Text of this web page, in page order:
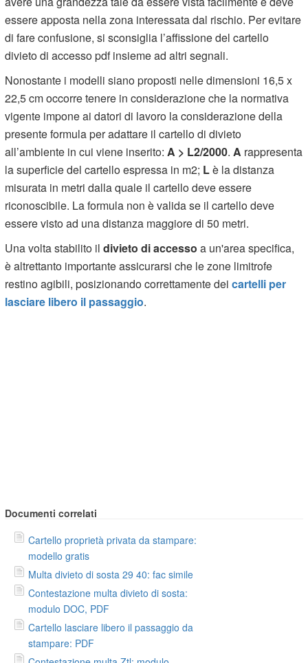
essere apposta nella zona interessata dal rischio. Per evitare
di fare confusione, si sconsiglia l’affissione del cartello
divieto di accesso pdf insieme ad altri segnali.
Nonostante i modelli siano proposti nelle dimensioni 16,5 x
22,5 cm occorre tenere in considerazione che la normativa
vigente impone ai datori di lavoro la considerazione della
presente formula per adattare il cartello di divieto
all’ambiente in cui viene inserito: A > L2/2000. A rappresenta
la superficie del cartello espressa in m2; Lè la distanza
misurata in metri dalla quale il cartello deve essere
riconoscibile. La formula non è valida se il cartello deve
essere visto ad una distanza maggiore di 50 metri.
Una volta stabilito ildivieto di accesso a un'area specifica,
è altrettanto importante assicurarsi che le zone limitrofe
restino agibili, posizionando correttamente deicartelli per
lasciare libero il passaggio.
Documenti correlati
Cartello proprietà privata da stampare:
modello gratis
Multa divieto di sosta 29 40: fac simile
Contestazione multa divieto di sosta:
modulo DOC, PDF
Cartello lasciare libero il passaggio da
stampare: PDF